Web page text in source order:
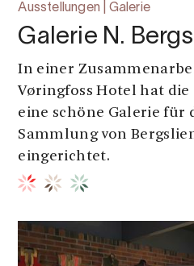
Ausstellungen | Galerie
Galerie N.
In einer
Vøringfoss Hotel hat
eine schöne Galerie für
Sammlung von
eingerichtet.